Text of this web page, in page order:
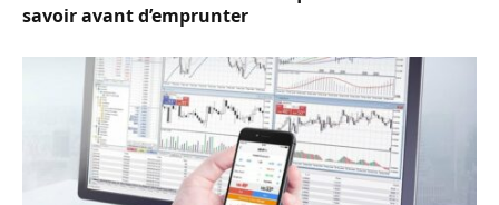
savoir avant d’emprunter